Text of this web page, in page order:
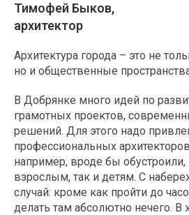
Тимофей Быков,
архитектор
Архитектура города – это не
но и общественные
В Добрянке много идей по
грамотных проектов,
решений. Для этого надо
профессиональных
например, вроде бы обустроили,
взрослым, так и детям. С
случай: кроме как пройти до
делать там абсолютно нечего. В